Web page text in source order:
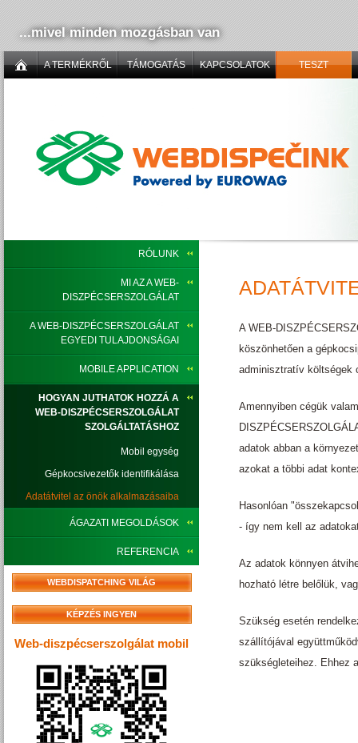
...mivel minden mozgásban van
A TERMÉKRŐL TÁMOGATÁS KAPCSOLATOK TESZT
RÓLUNK
MI AZ A WEB-
DISZPÉCSERSZOLGÁLAT
A WEB-DISZPÉCSERSZOLGÁLAT
EGYEDI TULAJDONSÁGAI
MOBILE APPLICATION
HOGYAN JUTHATOK HOZZÁ A
WEB-DISZPÉCSERSZOLGÁLAT
SZOLGÁLTATÁSHOZ
Mobil egység
Gépkocsivezetők identifikálása
Adatátvitel az önök alkalmazásaiba
ÁGAZATI MEGOLDÁSOK
REFERENCIA
WEBDISPATCHING VILÁG
KÉPZÉS INGYEN
Web-diszpécserszolgálat mobil
A WEB-
köszönhetően a
adminisztratív költségek
Amennyiben cégük
adatok abban a
azokat a többi adat
Hasonlóan
- így nem kell az
Az adatok könnyen
hozható létre belőlük,
Szükség esetén
szállítójával
szükségleteihez. Ehhez